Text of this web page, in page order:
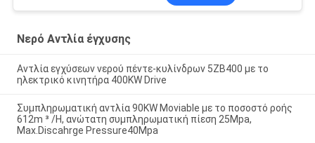
Νερό Αντλία έγχυσης
Αντλία εγχύσεων νερού πέντε-κυλίνδρων 5ZB400 με το
ηλεκτρικό κινητήρα 400KW Drive
Συμπληρωματική αντλία 90KW Moviable με το ποσοστό ροής
612m ³ /H, ανώτατη συμπληρωματική πίεση 25Mpa,
Max.Discahrge Pressure40Mpa